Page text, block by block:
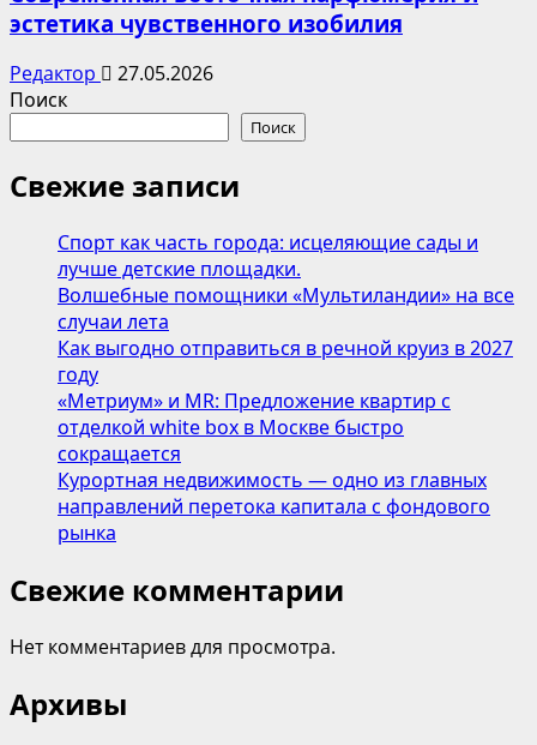
эстетика чувственного изобилия
Редактор
27.05.2026
Поиск
Поиск
Свежие записи
Спорт как часть города: исцеляющие сады и
лучше детские площадки.
Волшебные помощники «Мультиландии» на все
случаи лета
Как выгодно отправиться в речной круиз в 2027
году
«Метриум» и MR: Предложение квартир с
отделкой white box в Москве быстро
сокращается
Курортная недвижимость — одно из главных
направлений перетока капитала с фондового
рынка
Свежие комментарии
Нет комментариев для просмотра.
Архивы